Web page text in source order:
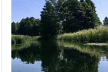
nietoperzy
[wideo]